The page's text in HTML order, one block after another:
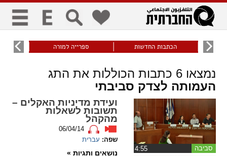
כללי
visibility_off
ביטול הבהובים
keyboard
ניווט מקלדת
title
סימון כותרות
זום
zoom_out
הכתבות החדשות ספרייה למורה עוני
נמצאו6 כתבות הכוללות את התג
העמותה לצדק סביבתי
סביבה
ועידת מדיניות האקלים –
תשובות לשאלות
מהקהל
06/04/14
שפה: עברית
נושאים ותגיות »